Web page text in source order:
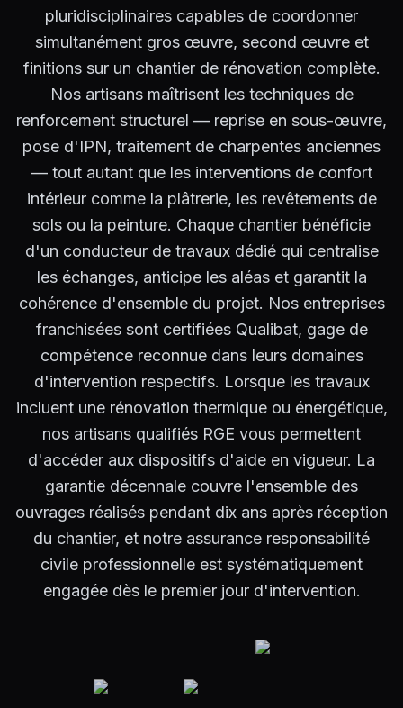
pluridisciplinaires capables de coordonner
simultanément gros œuvre, second œuvre et
finitions sur un chantier de rénovation complète.
Nos artisans maîtrisent les techniques de
renforcement structurel — reprise en sous-œuvre,
pose d'IPN, traitement de charpentes anciennes
— tout autant que les interventions de confort
intérieur comme la plâtrerie, les revêtements de
sols ou la peinture. Chaque chantier bénéficie
d'un conducteur de travaux dédié qui centralise
les échanges, anticipe les aléas et garantit la
cohérence d'ensemble du projet. Nos entreprises
franchisées sont certifiées Qualibat, gage de
compétence reconnue dans leurs domaines
d'intervention respectifs. Lorsque les travaux
incluent une rénovation thermique ou énergétique,
nos artisans qualifiés RGE vous permettent
d'accéder aux dispositifs d'aide en vigueur. La
garantie décennale couvre l'ensemble des
ouvrages réalisés pendant dix ans après réception
du chantier, et notre assurance responsabilité
civile professionnelle est systématiquement
engagée dès le premier jour d'intervention.